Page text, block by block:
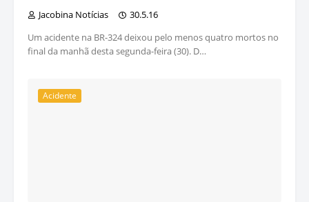
Jacobina Notícias
30.5.16
Um acidente na BR-324 deixou pelo menos quatro mortos no
final da manhã desta segunda-feira (30). D…
Acidente